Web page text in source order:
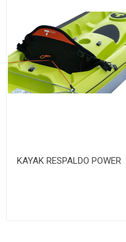
KAYAK RESPALDO POWER